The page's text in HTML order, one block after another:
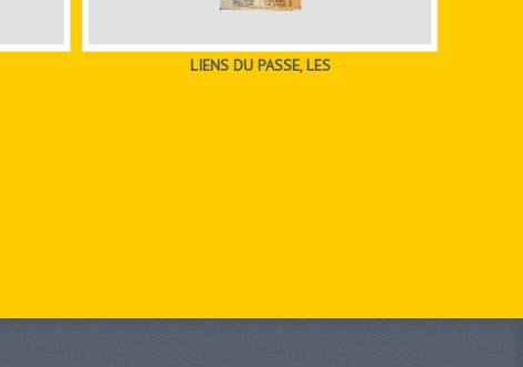
LIENS DU PASSE, LES